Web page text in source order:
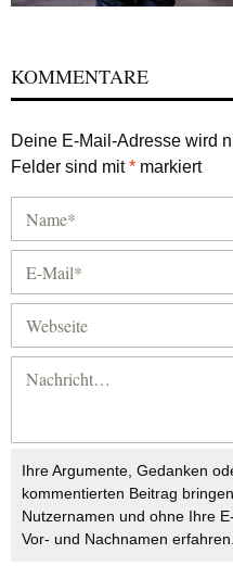
KOMMENTARE
Deine E-Mail-Adresse wird
Felder sind mit* markiert
Ihre Argumente, Gedanken
kommentierten Beitrag
Nutzernamen und ohne Ihre
Vor- und Nachnamen erfahren.